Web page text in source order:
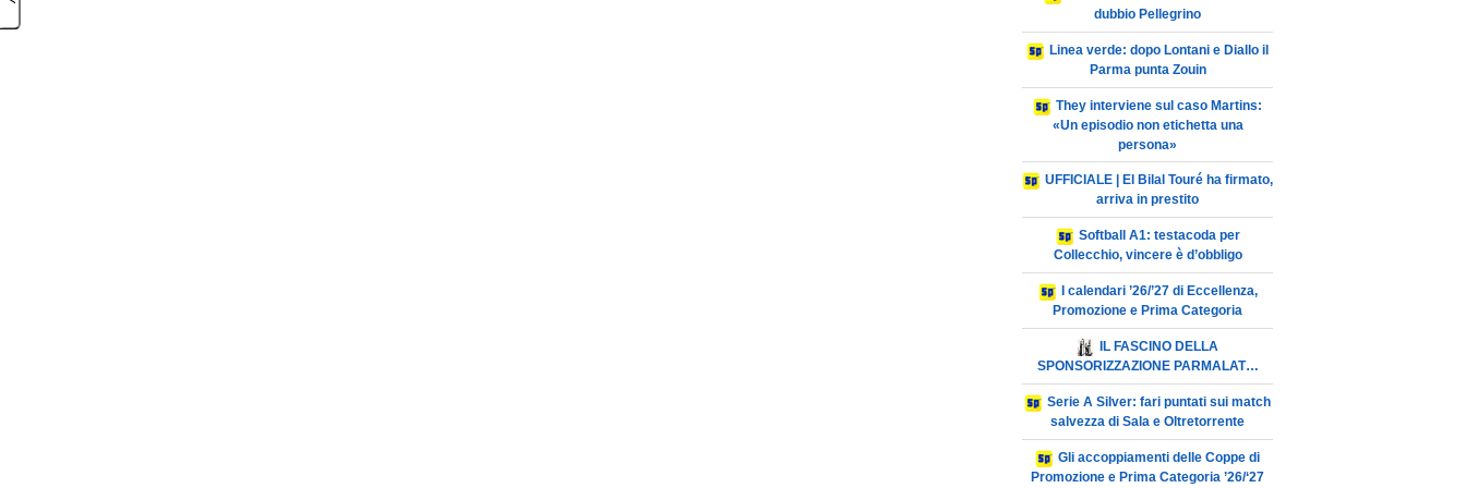
dubbio Pellegrino
Linea verde: dopo Lontani e Diallo il
Parma punta Zouin
They interviene sul caso Martins:
«Un episodio non etichetta una
persona»
UFFICIALE | El Bilal Touré ha firmato,
arriva in prestito
Softball A1: testacoda per
Collecchio, vincere è d’obbligo
I calendari ’26/’27 di Eccellenza,
Promozione e Prima Categoria
IL FASCINO DELLA
SPONSORIZZAZIONE PARMALAT…
Serie A Silver: fari puntati sui match
salvezza di Sala e Oltretorrente
Gli accoppiamenti delle Coppe di
Promozione e Prima Categoria ’26/‘27